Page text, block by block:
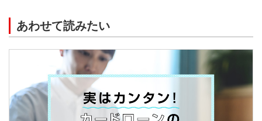
あわせて読みたい